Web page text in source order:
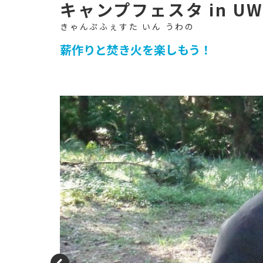
-
キャンプフェスタ in
薪作りと焚き火を楽しもう！